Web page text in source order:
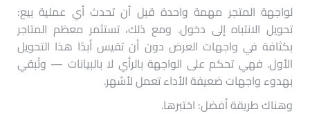
لواجهة المتجر مهمة واحدة قبل أن تحدث أي عملية بيع:
تحويل الانتباه إلى دخول. ومع ذلك، تستثمر معظم المتاجر
بكثافة في واجهات العرض دون أن تقيس أبدًا هذا التحويل
الأول. فهي تحكم على الواجهة بالرأي لا بالبيانات — وتُبقي
بهدوء واجهات ضعيفة الأداء تعمل لأشهر.
وهناك طريقة أفضل: اختبرها.